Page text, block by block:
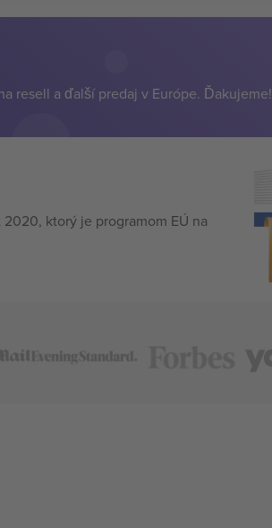
resell a ďalší predaj v Európe. Ďakujeme!
ktorý je programom EÚ na